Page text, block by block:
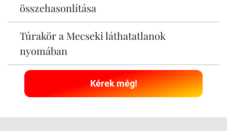
összehasonlítása
Túrakör a Mecseki láthatatlanok
nyomában
Kérek még!